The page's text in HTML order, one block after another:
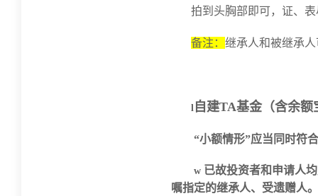
拍到头胸部即可，证、
备注： 继承人和被继承
l自建TA基金（含余额
“小额情形”应当同时符
w已故投资者和申请人
嘱指定的继承人、受遗赠人。